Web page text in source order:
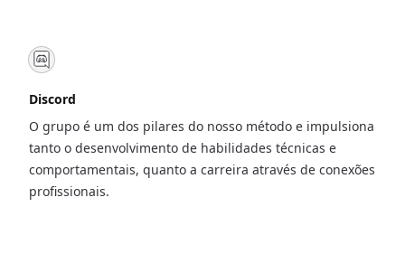
Discord
O grupo é um dos pilares do nosso método e impulsiona
tanto o desenvolvimento de habilidades técnicas e
comportamentais, quanto a carreira através de conexões
profissionais.